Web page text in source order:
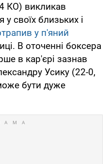
КО) викликав
своїх близьких і
у п'яний
В оточенні боксера
в кар'єрі зазнав
Усику (22-0,
бути дуже